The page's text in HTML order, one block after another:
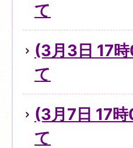
て
(3月3日 17
て
(3月7日 17
て